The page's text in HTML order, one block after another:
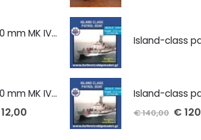
Oerlikon 20 mm MK IV cannon 1/100 x 2 τμχ
Oerlikon 20 mm MK IV twin cannon 1/72 x 2 τμχ
12,00 €140,00 €